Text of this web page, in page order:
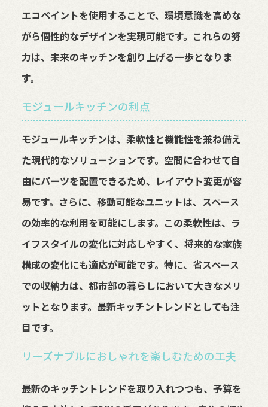
エコペイントを使用することで、環境意識を高めな
がら個性的なデザインを実現可能です。これらの努
力は、未来のキッチンを創り上げる一歩となりま
す。
モジュールキッチンの利点
モジュールキッチンは、柔軟性と機能性を兼ね備え
た現代的なソリューションです。空間に合わせて自
由にパーツを配置できるため、レイアウト変更が容
易です。さらに、移動可能なユニットは、スペース
の効率的な利用を可能にします。この柔軟性は、ラ
イフスタイルの変化に対応しやすく、将来的な家族
構成の変化にも適応が可能です。特に、省スペース
での収納力は、都市部の暮らしにおいて大きなメリ
ットとなります。最新キッチントレンドとしても注
目です。
リーズナブルにおしゃれを楽しむための工夫
最新のキッチントレンドを取り入れつつも、予算を